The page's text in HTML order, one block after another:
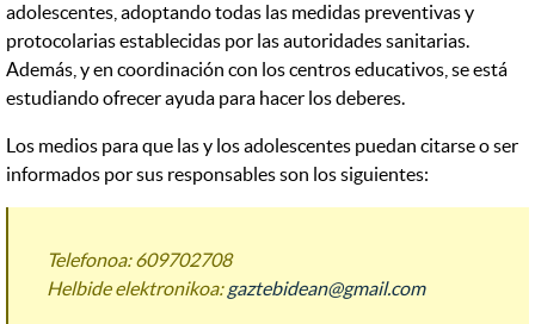
adolescentes, adoptando todas las medidas preventivas y
protocolarias establecidas por las autoridades sanitarias.
Además, y en coordinación con los centros educativos, se está
estudiando ofrecer ayuda para hacer los deberes.
Los medios para que las y los adolescentes puedan citarse o ser
informados por sus responsables son los siguientes:
Telefonoa: 609702708
Helbide elektronikoa:gaztebidean@gmail.com